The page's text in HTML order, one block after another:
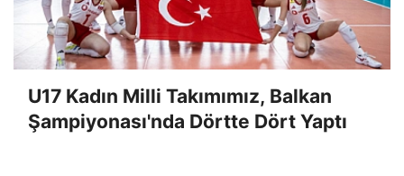
U17 Kadın Milli Takımımız, Balkan
Şampiyonası'nda Dörtte Dört Yaptı